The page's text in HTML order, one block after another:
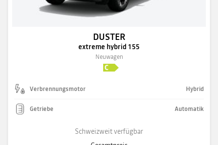
DUSTER
extreme hybrid 155
Neuwagen
Verbrennungsmotor Hybrid
Getriebe Automatik
Schweizweit verfügbar